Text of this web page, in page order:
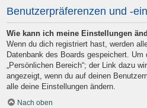
Benutzerpräferenzen und -
Wie kann ich meine Einstellungen
Wenn du dich registriert hast, werden
Datenbank des Boards gespeichert.
„Persönlichen Bereich“; der Link dazu
angezeigt, wenn du auf deinen
alle deine Einstellungen ändern.
Nach oben